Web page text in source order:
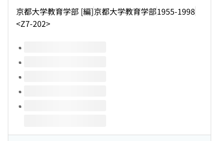
京都大学教育学部 [編]京都大学教育学部1955-1998
<Z7-202>
このタイトルの巻号